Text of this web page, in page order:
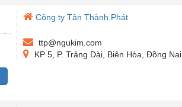
Công ty Tân Thành Phát
ttp@ngukim.com
KP 5, P. Trảng Dài, Biên Hòa, Đồng Nai